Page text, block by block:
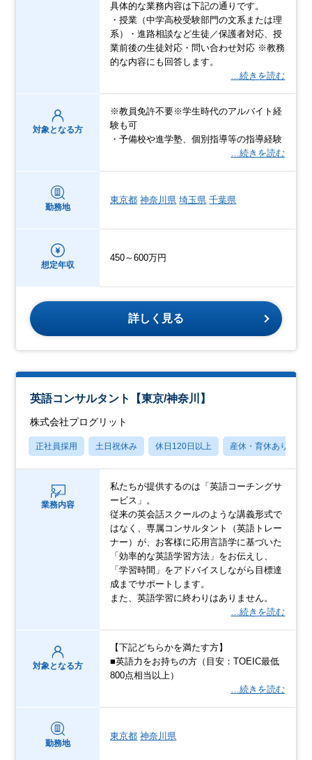
具体的な業務内容は下記の通りです。
・授業（中学高校受験部門の文系または理
系）・進路相談など生徒／保護者対応、授
業前後の生徒対応・問い合わせ対応 ※教務
的な内容にも回答します。
…続きを読む
対象となる方
※教員免許不要※学生時代のアルバイト経
験も可
・予備校や進学塾、個別指導等の指導経験
…続きを読む
勤務地
東京都 神奈川県 埼玉県 千葉県
想定年収
450～600万円
詳しく見る
英語コンサルタント【東京/神奈川】
株式会社プログリット
正社員採用 土日祝休み 休日120日以上 産休・育休あり
業務内容
私たちが提供するのは「英語コーチングサ
ービス」。
従来の英会話スクールのような講義形式で
はなく、専属コンサルタント（英語トレー
ナー）が、お客様に応用言語学に基づいた
「効率的な英語学習方法」をお伝えし、
「学習時間」をアドバイスしながら目標達
成までサポートします。
また、英語学習に終わりはありません。
…続きを読む
対象となる方
【下記どちらかを満たす方】
■英語力をお持ちの方（目安：TOEIC最低
800点相当以上）
…続きを読む
勤務地
東京都 神奈川県